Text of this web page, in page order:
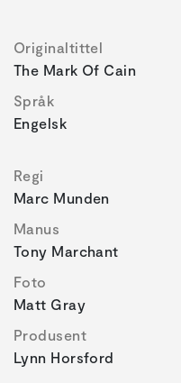
Originaltittel
The Mark Of Cain
Språk
Engelsk
Regi
Marc Munden
Manus
Tony Marchant
Foto
Matt Gray
Produsent
Lynn Horsford